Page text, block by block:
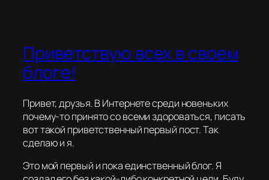
Приветствую всех в своем
блоге!
Привет, друзья. В Интернете среди новеньких
почему-то принято со всеми здороваться, писать
вот такой приветственный первый пост. Так
сделаю и я.
Это мой первый и пока единственный блог. Я